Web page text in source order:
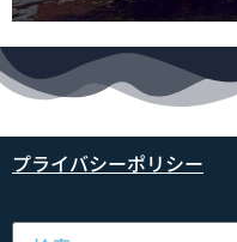
プライバシーポリシー